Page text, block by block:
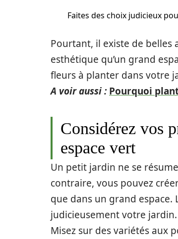
Faites des choix judicieux
Pourtant, il existe de
esthétique qu’un grand
fleurs à planter dans votre
A voir aussi : Pourquoi
Considérez vos
espace vert
Un petit jardin ne se
contraire, vous pouvez
que dans un grand espace.
judicieusement votre jardin.
Misez sur des variétés aux